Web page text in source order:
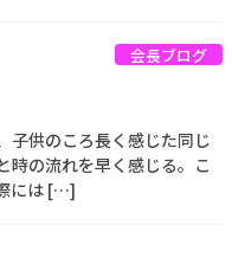
会長ブログ
子供のころ長く感じた同じ
時の流れを早く感じる。こ
には […]